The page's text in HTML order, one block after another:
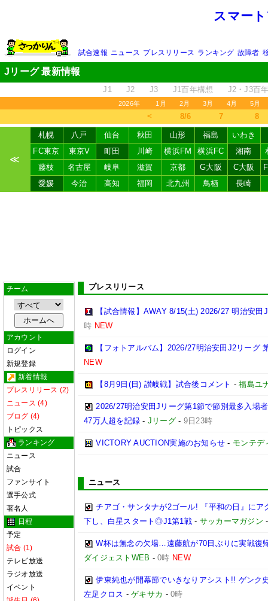
スマー
試合速報 ニュース プレスリリース ランキング 故障者
Jリーグ 最新情報
J1 J2 J3 J1百年構想 J2・J3百
2026年 1月 2月 3月 4月 5月
＜ 8/6 7 8
≪
札幌 八戸 仙台 秋田 山形 福島
いわき
FC東京
東京V 町田 川崎 横浜FM 横浜FC 湘南
藤枝
名古屋 岐阜 滋賀 京都 G大阪 C大阪
愛媛
今治 高知 福岡 北九州 鳥栖 長崎
チーム
アカウント
ログイン
新規登録
新着情報
プレスリリース (2)
ニュース (4)
ブログ (4)
トピックス
ランキング
ニュース
試合
ファンサイト
選手公式
著名人
日程
予定
試合 (1)
テレビ放送
ラジオ放送
イベント
プレスリリース
【試合情報】AWAY 8/15(土) 2026/27 明治安
時 NEW
【フォトアルバム】2026/27明治安田J2リーグ
NEW
【8月9日(日) 讃岐戦】試合後コメント -福島ユ
2026/27明治安田Jリーグ第1節で節別最多入場
47万人超を記録 - Jリーグ - 9日23時
VICTORY AUCTION実施のお知らせ - モンテデ
ニュース
チアゴ・サンタナが2ゴール! 『平和の日』に
下し、白星スタート◎J1第1戦 - サッカーマガジン
W杯は無念の欠場…遠藤航が70日ぶりに実戦復
ダイジェストWEB -0時 NEW
伊東純也が開幕節でいきなりアシスト!! ゲンク
左足クロス -ゲキサカ -0時